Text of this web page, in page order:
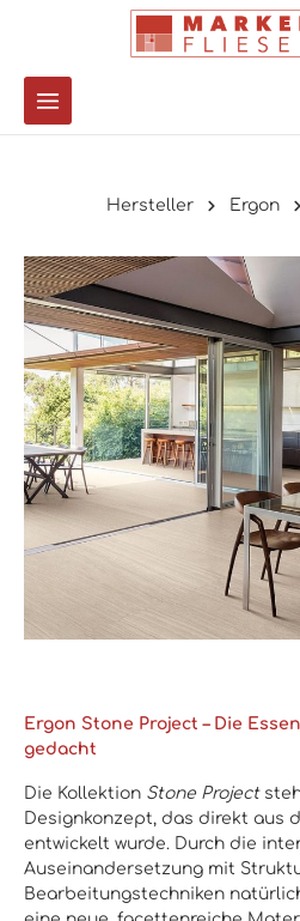
Hersteller Ergon
Ergon Stone Project – Die
gedacht
Die Kollektion Stone Project
Designkonzept, das direkt aus
entwickelt wurde. Durch die
Auseinandersetzung mit
Bearbeitungstechniken